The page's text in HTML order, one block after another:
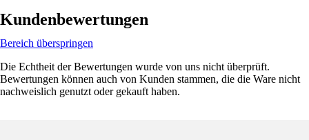
Kundenbewertungen
Bereich überspringen
Die Echtheit der Bewertungen wurde von uns nicht überprüft.
Bewertungen können auch von Kunden stammen, die die Ware nicht
nachweislich genutzt oder gekauft haben.